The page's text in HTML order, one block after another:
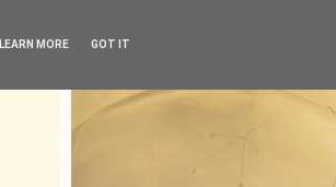
LEARN MORE GOT IT